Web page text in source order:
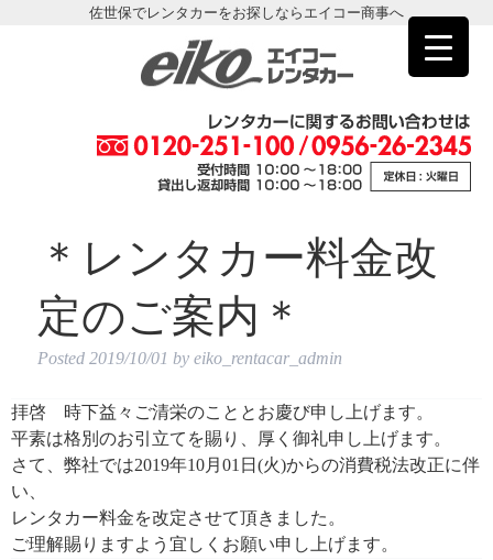
佐世保でレンタカーをお探しならエイコー商事へ
＊レンタカー料金改
定のご案内＊
Posted 2019/10/01 by eiko_rentacar_admin
拝啓 時下益々ご清栄のこととお慶び申し上げます。
平素は格別のお引立てを賜り、厚く御礼申し上げます。
さて、弊社では2019年10月01日(火)からの消費税法改正に伴
い、
レンタカー料金を改定させて頂きました。
ご理解賜りますよう宜しくお願い申し上げます。